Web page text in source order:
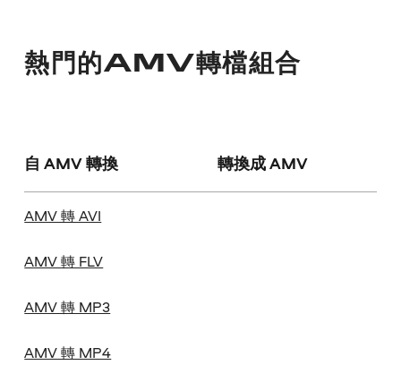
熱門的AMV轉檔組合
自 AMV 轉換 轉換成 AMV
AMV 轉 AVI
AMV 轉 FLV
AMV 轉 MP3
AMV 轉 MP4